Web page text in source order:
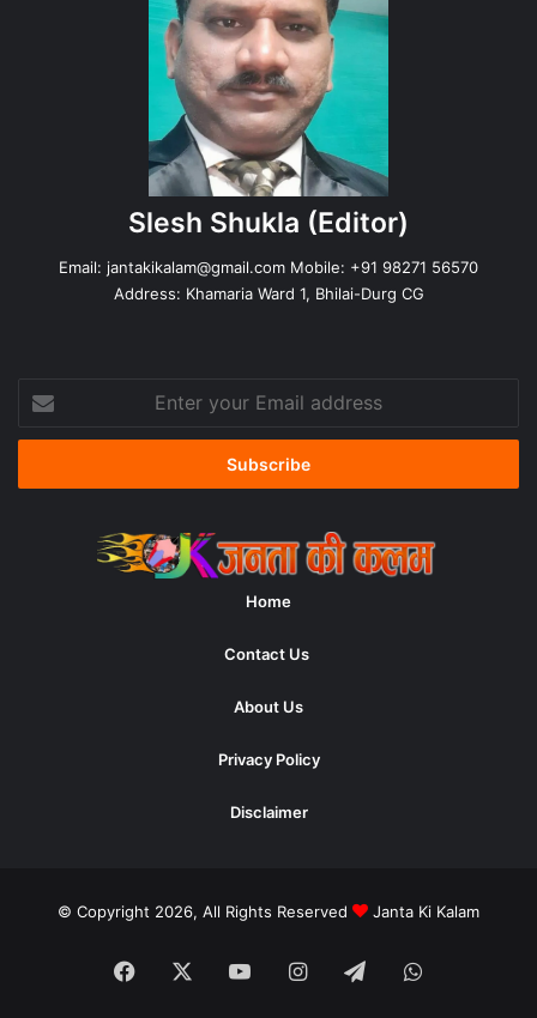
Slesh Shukla (Editor)
Email: jantakikalam@gmail.com Mobile: +91 98271 56570
Address: Khamaria Ward 1, Bhilai-Durg CG
your
Email
Home
Contact Us
About Us
Privacy Policy
Disclaimer
© Copyright 2026, All Rights Reserved Janta Ki Kalam
Facebook YouTubeInstagram
TelegramWhatsApp